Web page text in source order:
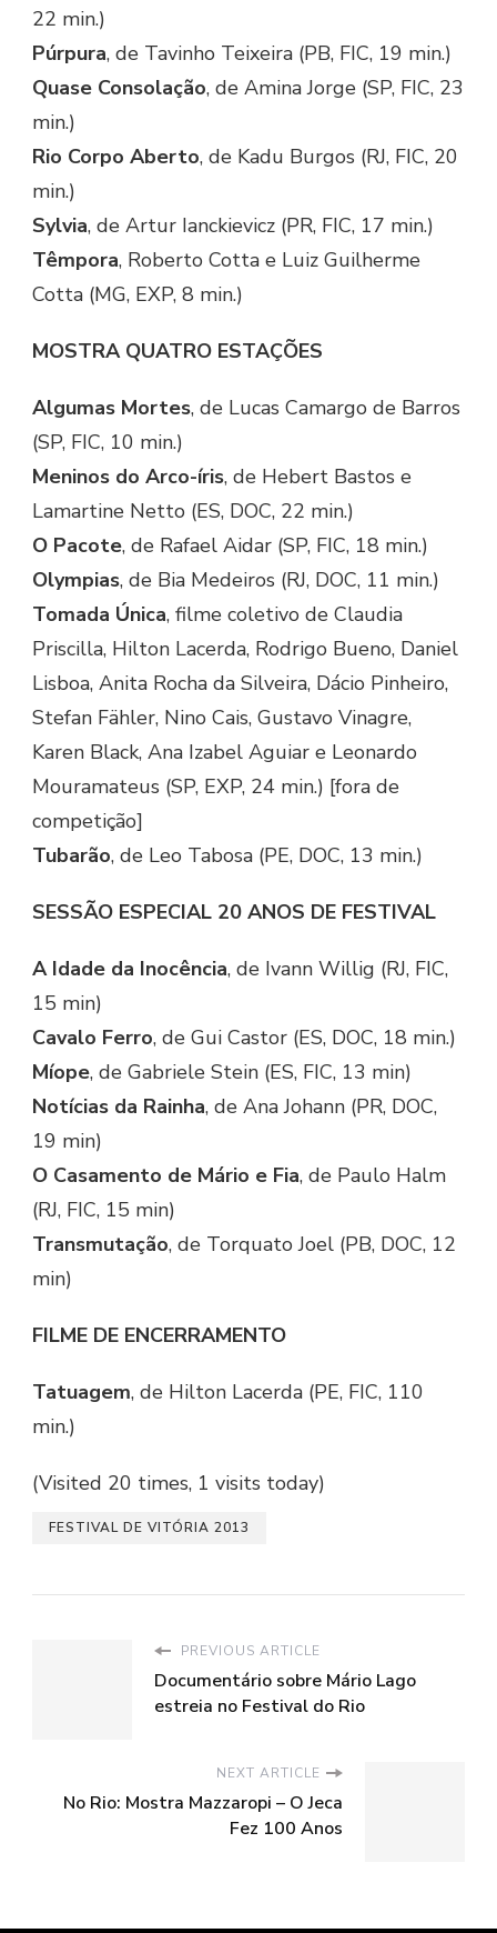
22 min.)
Púrpura, de Tavinho Teixeira (PB, FIC, 19 min.)
Quase Consolação, de Amina Jorge (SP, FIC, 23
min.)
Rio Corpo Aberto, de Kadu Burgos (RJ, FIC, 20
min.)
Sylvia, de Artur Ianckievicz (PR, FIC, 17 min.)
Têmpora, Roberto Cotta e Luiz Guilherme
Cotta (MG, EXP, 8 min.)
MOSTRA QUATRO ESTAÇÕES
Algumas Mortes, de Lucas Camargo de Barros
(SP, FIC, 10 min.)
Meninos do Arco-íris, de Hebert Bastos e
Lamartine Netto (ES, DOC, 22 min.)
O Pacote, de Rafael Aidar (SP, FIC, 18 min.)
Olympias, de Bia Medeiros (RJ, DOC, 11 min.)
Tomada Única, filme coletivo de Claudia
Priscilla, Hilton Lacerda, Rodrigo Bueno, Daniel
Lisboa, Anita Rocha da Silveira, Dácio Pinheiro,
Stefan Fähler, Nino Cais, Gustavo Vinagre,
Karen Black, Ana Izabel Aguiar e Leonardo
Mouramateus (SP, EXP, 24 min.) [fora de
competição]
Tubarão, de Leo Tabosa (PE, DOC, 13 min.)
SESSÃO ESPECIAL 20 ANOS DE FESTIVAL
A Idade da Inocência, de Ivann Willig (RJ, FIC,
15 min)
Cavalo Ferro, de Gui Castor (ES, DOC, 18 min.)
Míope, de Gabriele Stein (ES, FIC, 13 min)
Notícias da Rainha, de Ana Johann (PR, DOC,
19 min)
O Casamento de Mário e Fia, de Paulo Halm
(RJ, FIC, 15 min)
Transmutação, de Torquato Joel (PB, DOC, 12
min)
FILME DE ENCERRAMENTO
Tatuagem, de Hilton Lacerda (PE, FIC, 110
min.)
(Visited 20 times, 1 visits today)
FESTIVAL DE VITÓRIA 2013
PREVIOUS ARTICLE
Documentário sobre Mário Lago
estreia no Festival do Rio
NEXT ARTICLE
No Rio: Mostra Mazzaropi – O Jeca
Fez 100 Anos